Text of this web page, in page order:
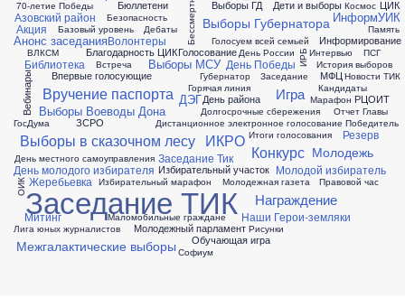
70-летие Победы
Азовский район
Акция
Анонс заседания
Базовый уровень
Безопасность
Библиотека
Благодарность ЦИК
Бюллетени
ВЛКСМ
Вебинары
Волонтеры
Впервые голосующие
Вручение паспорта
Встреча
Выборы Воеводы Дона
Выборы ГД
Выборы Губернатора
Выборы МСУ
Выборы в сказочном лесу
Голосование
Голосуем всей семьей
Горячая линия
ГосДума
Губернатор
ДЭГ
Дебаты
День Победы
День России
День местного самоуправления
День молодого избирателя
День района
Дети и выборы
Дистанционное электронное голосование
Долгосрочные сбережения
Жеребьевка
ЗСРО
Заседание
Заседание ТИК
Заседание Тик
ИКРО
ИРБ
Игра
Избирательный марафон
Избирательный участок
Интервью
ИнформУИК
Информирование
История выборов
Итоги голосования
Кандидаты
Конкурс
Космос
Лига юных журналистов
МФЦ
Маломобильные граждане
Марафон
Межгалактические выборы
Митинг
Молодежная газета
Молодежный парламент
Молодежь
Молодой избиратель
Награждение
Наши Герои-земляки
Новости ТИК
ОИК
Обучающая игра
Отчет Главы
ПСГ
Память
Победитель
Правовой час
РЦОИТ
Резерв
Рисунки
Софиум
ЦИК